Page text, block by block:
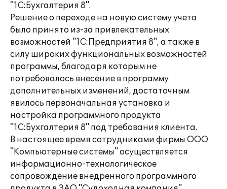
"1С:Бухгалтерия 8".
Решение о переходе на новую систему учета
было принято из-за привлекательных
возможностей "1С:Предприятия 8", а также в
силу широких функциональных возможностей
программы, благодаря которым не
потребовалось внесение в программу
дополнительных изменений, достаточным
явилось первоначальная установка и
настройка программного продукта
"1С:Бухгалтерия 8" под требования клиента.
В настоящее время сотрудниками фирмы ООО
"Компьютерные системы" осуществляется
информационно-технологическое
сопровождение внедренного программного